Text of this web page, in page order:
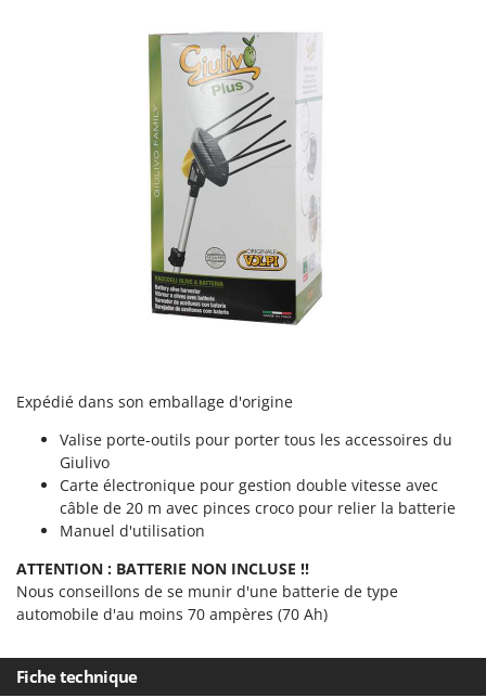
Smeg
Snapper
Solidur
Spiralmac
Spring Protezione
Stanley
Expédié dans son emballage d'origine
Valise porte-outils pour porter tous les accessoires du
Giulivo
Carte électronique pour gestion double vitesse avec
câble de 20 m avec pinces croco pour relier la batterie
Manuel d'utilisation
ATTENTION : BATTERIE NON INCLUSE !!
Nous conseillons de se munir d'une batterie de type
automobile d'au moins 70 ampères (70 Ah)
Fiche technique